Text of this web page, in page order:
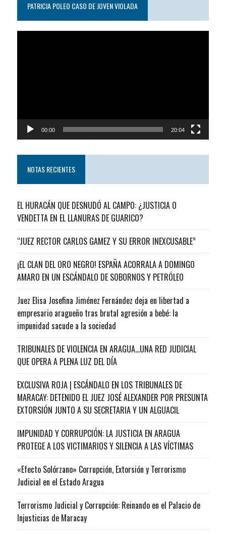
PATRICIA POLEO CASO DE JOVEN VIOLADA
00:00 20:04
NOTAS RECIENTES
EL HURACÁN QUE DESNUDÓ AL CAMPO: ¿JUSTICIA O
VENDETTA EN EL LLANURAS DE GUARICO?
“JUEZ RECTOR CARLOS GAMEZ Y SU ERROR INEXCUSABLE”
¡EL CLAN DEL ORO NEGRO! ESPAÑA ACORRALA A DOMINGO
AMARO EN UN ESCÁNDALO DE SOBORNOS Y PETRÓLEO
Juez Elisa Josefina Jiménez Fernández deja en libertad a
empresario aragueño tras brutal agresión a bebé: la
impunidad sacude a la sociedad
TRIBUNALES DE VIOLENCIA EN ARAGUA…UNA RED JUDICIAL
QUE OPERA A PLENA LUZ DEL DÍA
EXCLUSIVA ROJA | ESCÁNDALO EN LOS TRIBUNALES DE
MARACAY: DETENIDO EL JUEZ JOSÉ ALEXANDER POR PRESUNTA
EXTORSIÓN JUNTO A SU SECRETARIA Y UN ALGUACIL
IMPUNIDAD Y CORRUPCIÓN: LA JUSTICIA EN ARAGUA
PROTEGE A LOS VICTIMARIOS Y SILENCIA A LAS VÍCTIMAS
«Efecto Solórzano» Corrupción, Extorsión y Terrorismo
Judicial en el Estado Aragua
Terrorismo Judicial y Corrupción: Reinando en el Palacio de
Injusticias de Maracay